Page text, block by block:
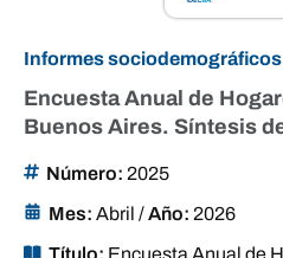
Informes sociodemográficos
Encuesta Anual de
Buenos Aires. Síntesis
Número: 2025
Mes: Abril /Año: 2026